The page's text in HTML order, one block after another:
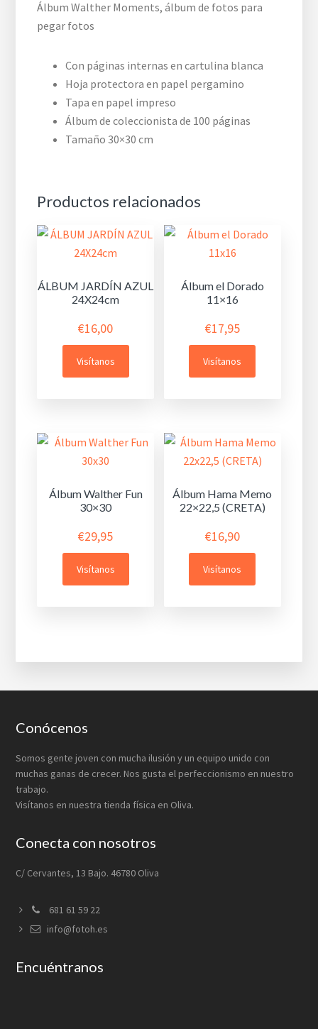
Álbum Walther Moments, álbum de fotos para
pegar fotos
Con páginas internas en cartulina blanca
Hoja protectora en papel pergamino
Tapa en papel impreso
Álbum de coleccionista de 100 páginas
Tamaño 30×30 cm
Productos relacionados
ÁLBUM JARDÍN AZUL
24X24cm
€16,00
Visítanos
Álbum el Dorado
11×16
€17,95
Visítanos
Álbum Walther Fun
30×30
€29,95
Visítanos
Álbum Hama Memo
22×22,5 (CRETA)
€16,90
Visítanos
Footer
Conócenos
Somos gente joven con mucha ilusión y un equipo unido con
muchas ganas de crecer. Nos gusta el perfeccionismo en nuestro
trabajo.
Visítanos en nuestra tienda física en Oliva.
Conecta con nosotros
C/ Cervantes, 13 Bajo. 46780 Oliva
681 61 59 22
info@fotoh.es
Encuéntranos